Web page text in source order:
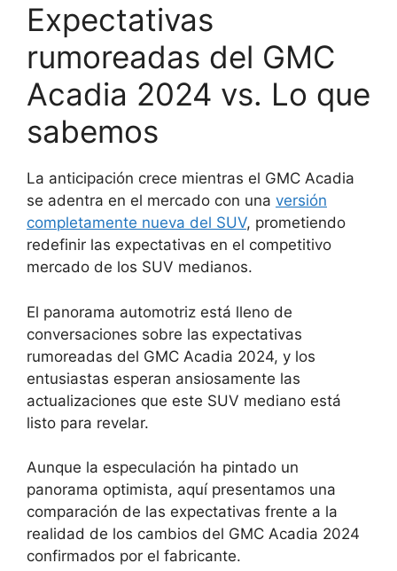
Expectativas
rumoreadas del GMC
Acadia 2024 vs. Lo que
sabemos
La anticipación crece mientras el GMC Acadia
se adentra en el mercado con una versión
completamente nueva del SUV, prometiendo
redefinir las expectativas en el competitivo
mercado de los SUV medianos.
El panorama automotriz está lleno de
conversaciones sobre las expectativas
rumoreadas del GMC Acadia 2024, y los
entusiastas esperan ansiosamente las
actualizaciones que este SUV mediano está
listo para revelar.
Aunque la especulación ha pintado un
panorama optimista, aquí presentamos una
comparación de las expectativas frente a la
realidad de los cambios del GMC Acadia 2024
confirmados por el fabricante.